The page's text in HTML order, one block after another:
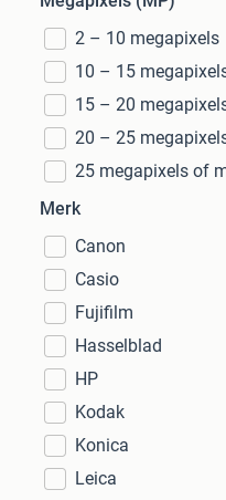
2 – 10 megapixels
10 – 15
15 – 20
20 – 25
25 megapixels of
Merk
Canon
Casio
Fujifilm
Hasselblad
HP
Kodak
Konica
Leica